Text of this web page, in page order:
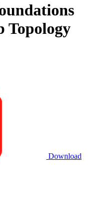
Topology
Download